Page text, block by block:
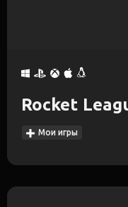
Rocket
Мои игры